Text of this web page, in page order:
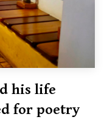
his life
for poetry